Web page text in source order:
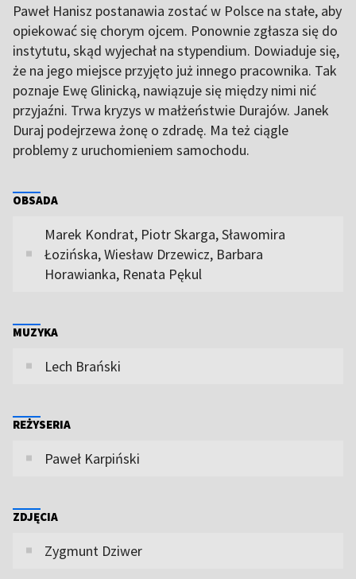
Paweł Hanisz postanawia zostać w Polsce na stałe, aby
opiekować się chorym ojcem. Ponownie zgłasza się do
instytutu, skąd wyjechał na stypendium. Dowiaduje się,
że na jego miejsce przyjęto już innego pracownika. Tak
poznaje Ewę Glinicką, nawiązuje się między nimi nić
przyjaźni. Trwa kryzys w małżeństwie Durajów. Janek
Duraj podejrzewa żonę o zdradę. Ma też ciągle
problemy z uruchomieniem samochodu.
OBSADA
Marek Kondrat, Piotr Skarga, Sławomira
Łozińska, Wiesław Drzewicz, Barbara
Horawianka, Renata Pękul
MUZYKA
Lech Brański
REŻYSERIA
Paweł Karpiński
ZDJĘCIA
Zygmunt Dziwer